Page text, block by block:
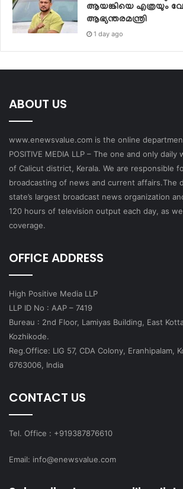
ആയങ്കിയെ എത്രയും
ആഭ്യന്തരമന്ത്രി
1 day ago
ABOUT US
www.enewsvalue.com is the online
POSITIVE MEDIA LLP – The one and only
of Calicut district, Kerala. We are responsible
broadcasting of news and current affairs.The
state’s largest broadcast news organization
120 hours of television output each day, as
coverage.
OFFICE ADDRESS
High Positive Media LLP
LLP ID No : AAP – 7419
Bureau : 2nd Floor, Lamiyas Building, East
Kozhikode.
Reg.Office: LIG 57, CDA Colony, Eranhipalam,
6763006, India
CONTACT US
Tel. Office : +919387876610
Email: info@enewsvalue.com